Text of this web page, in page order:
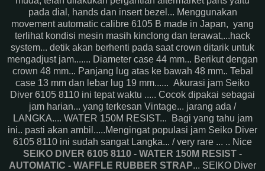
pada dial, hands dan insert bezel... Menggunakan
movement automatic calibre 6105 B made in Japan, yang
terlihat kondisi mesin masih kinclong dan terawat,...hack
system... detik akan berhenti pada saat crown ditarik untuk
mengadjust jam....... Diameter case 44 mm... Berikut dengan
crown 48 mm... Panjang lug atas ke bawah 48 mm.. Tebal
case 13 mm dan lebar lug 19 mm...... Akurasi jam Seiko
Diver 6105 8110 ini tepat waktu ..... Cocok dipakai sebagai
jam harian... yang terkesan Vintage... jarang ada /
LANGKA.... WATER 150M RESIST... Bagi yang tahu jam
ini.. pasti akan ambil.....Mengingat populasi jam Seiko Diver
6105 8110 ini sudah sangat Langka... / very rare ... .. Nice
SEIKO DIVER 6105 8110 - WATER 150M RESIST -
AUTOMATIC - WAFFLE RUBBER STRAP... SEIKO Diver